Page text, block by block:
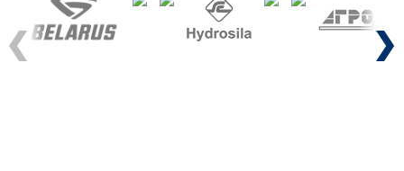
Previous Next